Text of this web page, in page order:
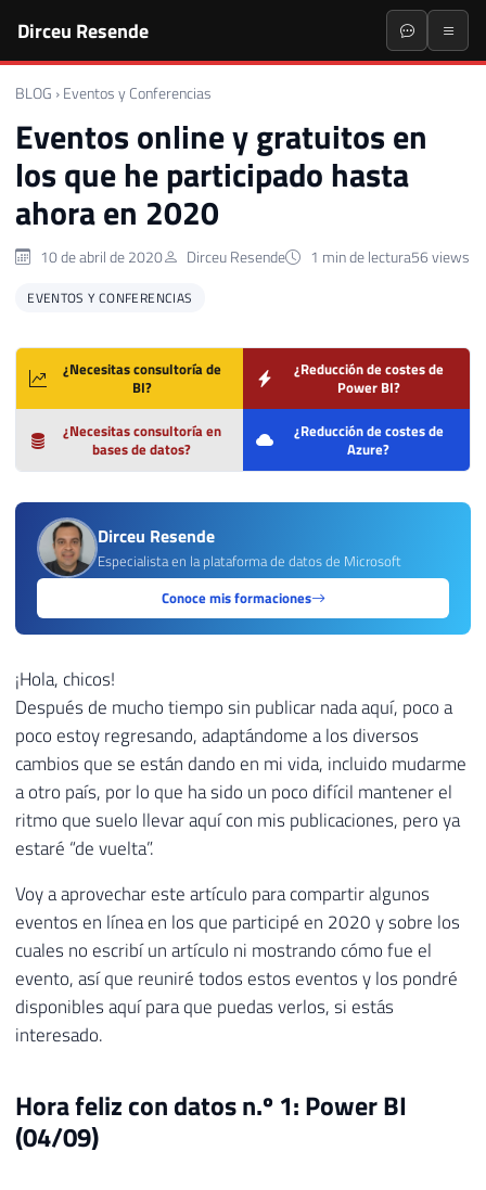
Dirceu Resende
BLOG › Eventos y Conferencias
Eventos online y gratuitos en
los que he participado hasta
ahora en 2020
10 de abril de 2020 Dirceu Resende 1 min de lectura56 views
EVENTOS Y CONFERENCIAS
¿Necesitas consultoría de
BI?
¿Reducción de costes de
Power BI?
¿Necesitas consultoría en
bases de datos?
¿Reducción de costes de
Azure?
Dirceu Resende
Especialista en la plataforma de datos de Microsoft
Conoce mis formaciones
¡Hola, chicos!
Después de mucho tiempo sin publicar nada aquí, poco a
poco estoy regresando, adaptándome a los diversos
cambios que se están dando en mi vida, incluido mudarme
a otro país, por lo que ha sido un poco difícil mantener el
ritmo que suelo llevar aquí con mis publicaciones, pero ya
estaré “de vuelta”.
Voy a aprovechar este artículo para compartir algunos
eventos en línea en los que participé en 2020 y sobre los
cuales no escribí un artículo ni mostrando cómo fue el
evento, así que reuniré todos estos eventos y los pondré
disponibles aquí para que puedas verlos, si estás
interesado.
Hora feliz con datos n.º 1: Power BI
(04/09)